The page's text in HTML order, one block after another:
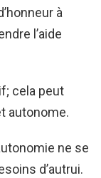
à
l’aide
cela peut
autonome.
ne se
d’autrui.